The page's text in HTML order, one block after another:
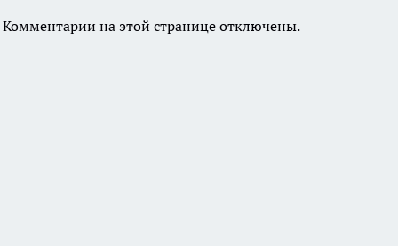
Комментарии на этой странице отключены.